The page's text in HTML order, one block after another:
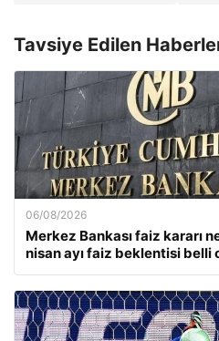
Tavsiye Edilen
06/08/2026
Merkez Bankası faiz kararı
nisan ayı faiz beklentisi belli